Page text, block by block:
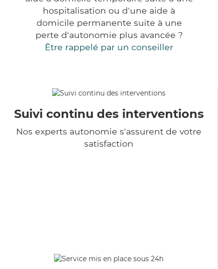
hospitalisation ou d'une aide à
domicile permanente suite à une
perte d'autonomie plus avancée ?
Être rappelé par un conseiller
Suivi continu des interventions
Nos experts autonomie s'assurent de votre
satisfaction